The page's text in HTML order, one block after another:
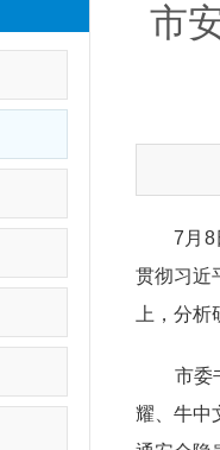
市
7月8日
贯彻习近
上，分
市委书
耀、牛中